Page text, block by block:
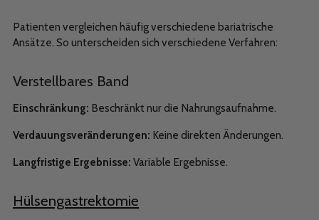
Patienten vergleichen häufig verschiedene bariatrische
Ansätze. So unterscheiden sich verschiedene Verfahren:
Verstellbares Band
Einschränkung: Beschränkt nur die Nahrungsaufnahme.
Verdauungsveränderungen: Keine direkten Änderungen.
Langfristige Ergebnisse: Variable Ergebnisse.
Hülsengastrektomie